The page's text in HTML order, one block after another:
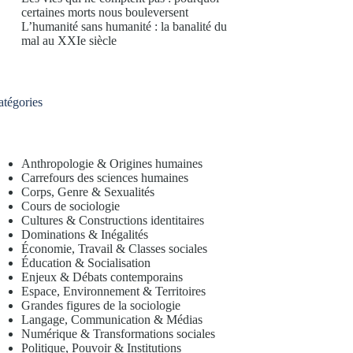
certaines morts nous bouleversent
L’humanité sans humanité : la banalité du
mal au XXIe siècle
Anthropologie & Origines humaines
Carrefours des sciences humaines
Corps, Genre & Sexualités
Cours de sociologie
Cultures & Constructions identitaires
Dominations & Inégalités
Économie, Travail & Classes sociales
Éducation & Socialisation
Enjeux & Débats contemporains
Espace, Environnement & Territoires
Grandes figures de la sociologie
Langage, Communication & Médias
Numérique & Transformations sociales
Politique, Pouvoir & Institutions